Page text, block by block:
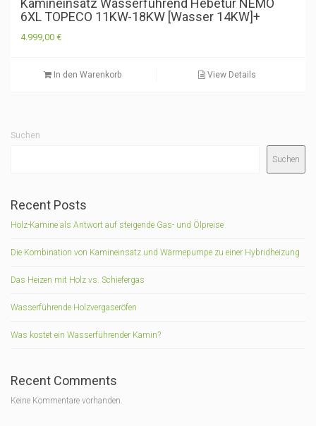
Kamineinsatz Wasserführend Hebetür NEMO
6XL TOPECO 11KW-18KW [Wasser 14KW]+
4.999,00 €
In den Warenkorb View Details
Suchen
Suchen
Recent Posts
Holz-Kamine als Antwort auf steigende Gas- und Ölpreise
Die Kombination von Kamineinsatz und Wärmepumpe zu einer Hybridheizung
Das Heizen mit Holz vs. Schiefergas
Wasserführende Holzvergaseröfen
Was kostet ein Wasserführender Kamin?
Recent Comments
Keine Kommentare vorhanden.